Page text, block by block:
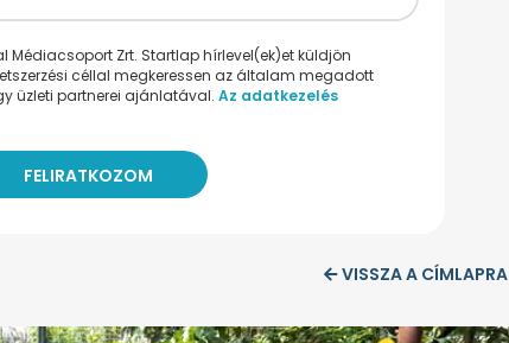
Médiacsoport Zrt. Startlap hírlevel(ek)et küldjön
céllal megkeressen az általam megadott
üzleti partnerei ajánlatával. Az adatkezelés
VISSZA A CÍMLAPRA